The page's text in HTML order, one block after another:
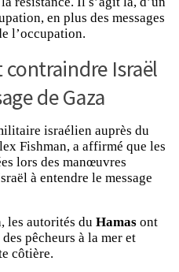
en plus des messages
l’occupation.
Israël
de Gaza
israélien auprès du
Fishman, a affirmé que les
lors des manœuvres
à entendre le message
les autorités du Hamas ont
pêcheurs à la mer et
côtière.